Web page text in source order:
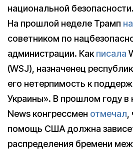
национальной безопасности.
На прошлой неделе Трамп
советником по
администрации. Какписала
(WSJ), назначенец
его нетерпимость к
Украины». В прошлом году в
News конгрессмен отмечал,
помощь США должна
распределения бремени